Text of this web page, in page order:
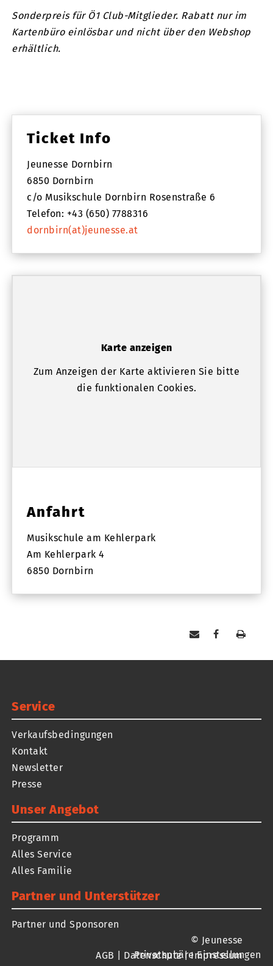
Sonderpreis für Ö1 Club-Mitglieder. Rabatt nur im
Kartenbüro einlösbar und nicht über den Webshop
erhältlich.
Ticket Info
Jeunesse Dornbirn
6850 Dornbirn
c/o Musikschule Dornbirn Rosenstraße 6
Telefon: +43 (650) 7788316
dornbirn(at)jeunesse.at
Karte anzeigen
Zum Anzeigen der Karte aktivieren Sie bitte
die funktionalen Cookies.
Anfahrt
Musikschule am Kehlerpark
Am Kehlerpark 4
6850 Dornbirn
Service
Verkaufsbedingungen
Kontakt
Newsletter
Presse
Unser Angebot
Programm
Alles Service
Alles Familie
Partner und Unterstützer
Partner und Sponsoren
© Jeunesse
AGB
Datenschutz|Impressum
Privatsphäre Einstellungen